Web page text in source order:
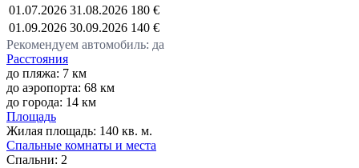
01.07.2026 31.08.2026 180 €
01.09.2026 30.09.2026 140 €
Рекомендуем автомобиль: да
Расстояния
до пляжа: 7 км
до аэропорта: 68 км
до города: 14 км
Площадь
Жилая площадь: 140 кв. м.
Спальные комнаты и места
Спальни: 2